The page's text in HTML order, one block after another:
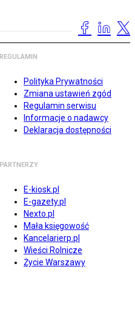
REGULAMIN
Polityka Prywatności
Zmiana ustawień zgód
Regulamin serwisu
Informacje o nadawcy
Deklaracja dostępności
PARTNERZY
E-kiosk.pl
E-gazety.pl
Nexto.pl
Mała księgowość
Kancelarierp.pl
Wieści Rolnicze
Życie Warszawy